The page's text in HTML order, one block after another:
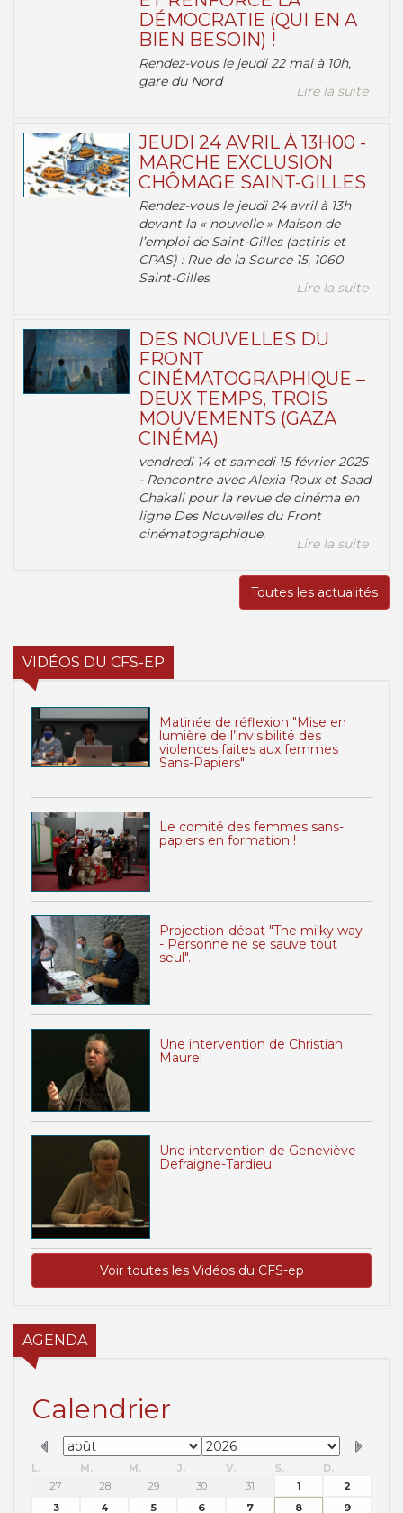
DÉMOCRATIE (QUI EN A
BIEN BESOIN) !
Rendez-vous le jeudi 22 mai à 10h,
gare du Nord
Lire la suite
JEUDI 24 AVRIL À 13H00 -
MARCHE EXCLUSION
CHÔMAGE SAINT-GILLES
Rendez-vous le jeudi 24 avril à 13h
devant la « nouvelle » Maison de
l’emploi de Saint-Gilles (actiris et
CPAS) : Rue de la Source 15, 1060
Saint-Gilles
Lire la suite
DES NOUVELLES DU
FRONT
CINÉMATOGRAPHIQUE –
DEUX TEMPS, TROIS
MOUVEMENTS (GAZA
CINÉMA)
vendredi 14 et samedi 15 février 2025
- Rencontre avec Alexia Roux et Saad
Chakali pour la revue de cinéma en
ligne Des Nouvelles du Front
cinématographique.
Lire la suite
Toutes les actualités
VIDÉOS DU CFS-EP
Matinée de réflexion "Mise en
lumière de l’invisibilité des
violences faites aux femmes
Sans-Papiers"
Le comité des femmes sans-
papiers en formation !
Projection-débat "The milky way
- Personne ne se sauve tout
seul".
Une intervention de Christian
Maurel
Une intervention de Geneviève
Defraigne-Tardieu
Voir toutes les Vidéos du CFS-ep
AGENDA
Calendrier
L. M. M. J. V. S.
D.
27
28 29 30 31 1
2
3
4 5 6 7 8
9